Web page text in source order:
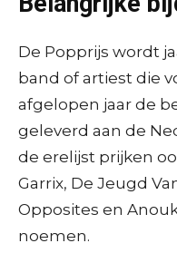
De Popprijs wordt
band of artiest die
afgelopen jaar de
geleverd aan de
de erelijst prijken
Garrix, De Jeugd
Opposites en
noemen.